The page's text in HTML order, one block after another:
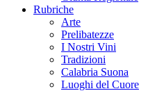
Rubriche
Arte
Prelibatezze
I Nostri Vini
Tradizioni
Calabria Suona
Luoghi del Cuore